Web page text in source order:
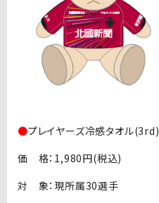
●プレイヤーズ冷感タオル(3rd)
価 格：1,980円(税込)
対 象：現所属30選手